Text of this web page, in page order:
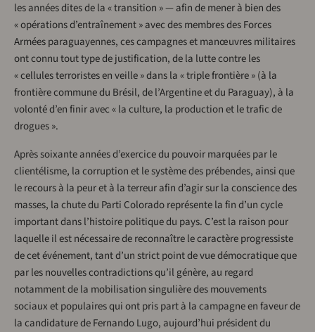
les années dites de la « transition » — afin de mener à bien des
« opérations d’entraînement » avec des membres des Forces
Armées paraguayennes, ces campagnes et manœuvres militaires
ont connu tout type de justification, de la lutte contre les
« cellules terroristes en veille » dans la « triple frontière » (à la
frontière commune du Brésil, de l’Argentine et du Paraguay), à la
volonté d’en finir avec « la culture, la production et le trafic de
drogues ».
Après soixante années d’exercice du pouvoir marquées par le
clientélisme, la corruption et le système des prébendes, ainsi que
le recours à la peur et à la terreur afin d’agir sur la conscience des
masses, la chute du Parti Colorado représente la fin d’un cycle
important dans l’histoire politique du pays. C’est la raison pour
laquelle il est nécessaire de reconnaître le caractère progressiste
de cet événement, tant d’un strict point de vue démocratique que
par les nouvelles contradictions qu’il génère, au regard
notamment de la mobilisation singulière des mouvements
sociaux et populaires qui ont pris part à la campagne en faveur de
la candidature de Fernando Lugo, aujourd’hui président du